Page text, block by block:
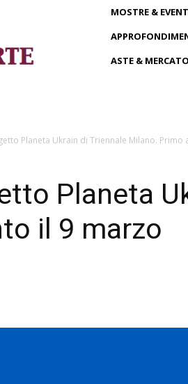
MOSTRE &
ASTE &
Planeta Ukrain di Triennale Milano. Primo
Planeta
il 9 marzo